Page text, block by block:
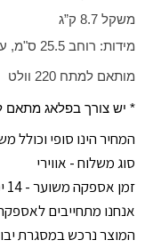
משקל 8.7 ק”ג
מידות: רוחב 25.5 ס"מ, עומק 47 ס"מ, גובה 34 ס"מ
מותאם למתח 220 וולט
* יש צורך בפלאג מתאם
המחיר הינו סופי וכולל
סוג משלוח - אווירי
זמן אספקה משוער - 14 ימי עסקים
אנחנו מתחייבים
המוצר נרכש במסגרת